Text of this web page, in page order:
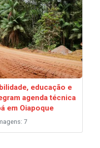
educação e
agenda técnica
em Oiapoque
7